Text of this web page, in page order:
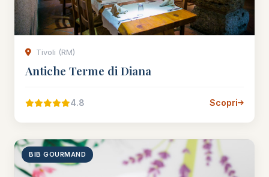
Tivoli (RM)
Antiche Terme di Diana
4.8 Scopri
BIB GOURMAND